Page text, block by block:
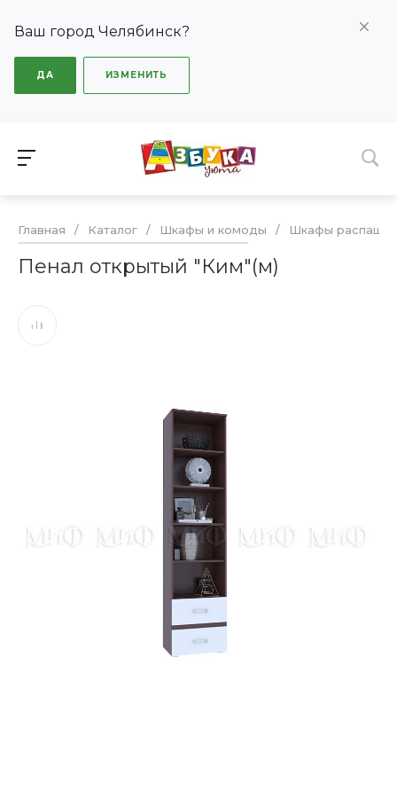
Ваш город Челябинск?
ДА ИЗМЕНИТЬ
Главная / Каталог / Шкафы и комоды / Шкафы
Пенал открытый "Ким"(м)